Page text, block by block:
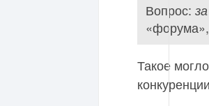
Вопрос:
Такое